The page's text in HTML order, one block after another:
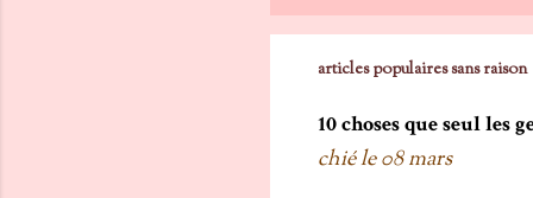
articles populaires sans raison
10 choses que seul
chié le08 mars